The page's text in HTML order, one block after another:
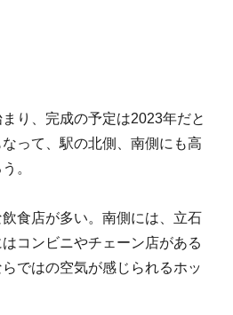
り、完成の予定は2023年だと
って、駅の北側、南側にも高
。
食店が多い。南側には、立石
コンビニやチェーン店がある
ではの空気が感じられるホッ